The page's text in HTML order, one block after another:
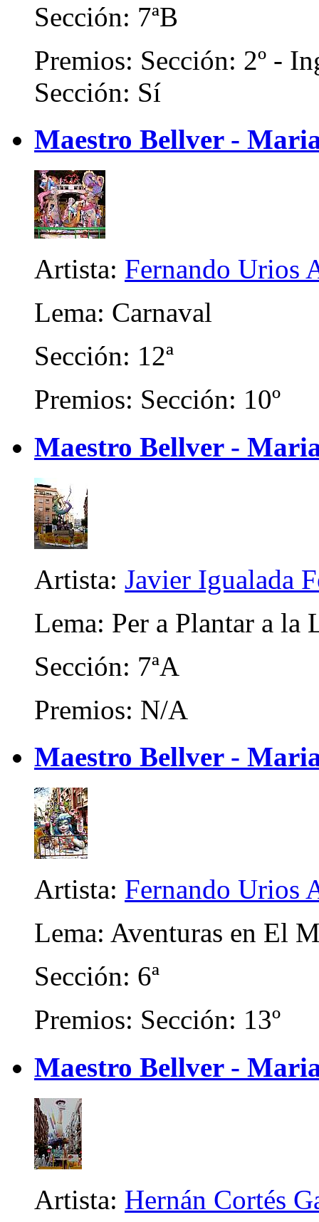
Sección: 7ªB
Premios: Sección: 2º -
Sección: Sí
Maestro Bellver -
Artista: Fernando Urios
Lema: Carnaval
Sección: 12ª
Premios: Sección: 10º
Maestro Bellver -
Artista: Javier Igualada
Lema: Per a Plantar a la
Sección: 7ªA
Premios: N/A
Maestro Bellver -
Artista: Fernando Urios
Lema: Aventuras en El
Sección: 6ª
Premios: Sección: 13º
Maestro Bellver -
Artista: Hernán Cortés